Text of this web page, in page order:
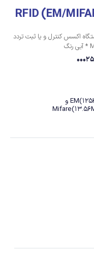
اکسس کنترل و یا ثبت تردد
(125KHz)EM و